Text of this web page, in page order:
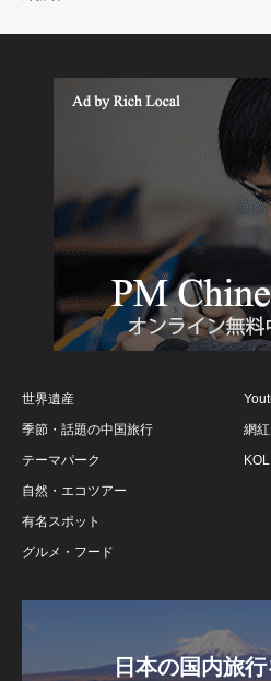
世界遺産
季節・話題の中国旅行
テーマパーク
自然・エコツアー
有名スポット
グルメ・フード
網
日本の国内旅